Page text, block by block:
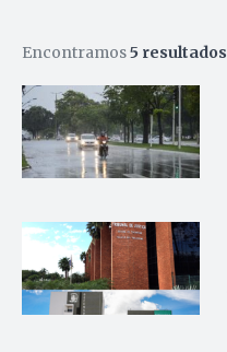
Encontramos5 resultados